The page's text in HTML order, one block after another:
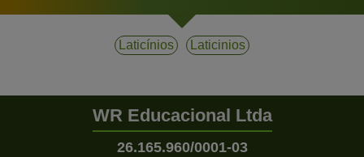
Laticínios Laticinios
WR Educacional Ltda
26.165.960/0001-03